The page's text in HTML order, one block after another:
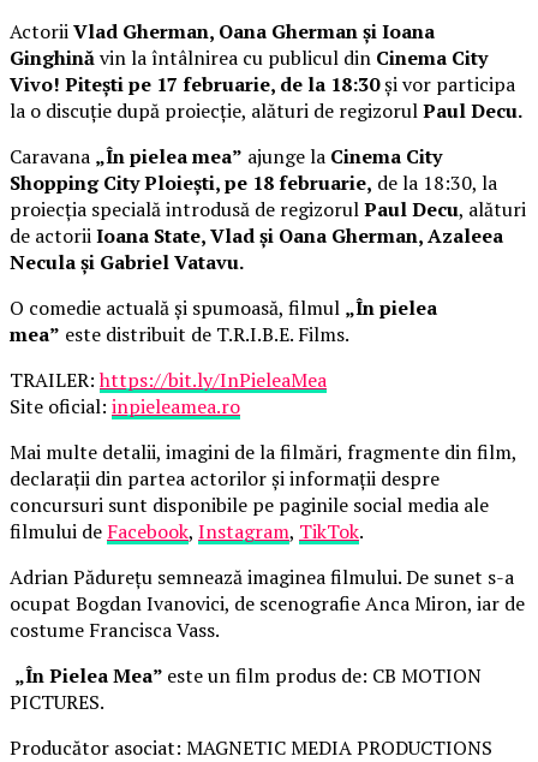
ActoriiVlad Gherman, Oana Gherman și Ioana
Ginghinăvin la întâlnirea cu publicul din Cinema City
Vivo! Pitești pe 17 februarie, de la 18:30și vor participa
la o discuție după proiecție, alături de regizorulPaul Decu.
Caravana „În pielea mea” ajunge la Cinema City
Shopping City Ploiești, pe 18 februarie, de la 18:30, la
proiecția specială introdusă de regizorulPaul Decu, alături
de actoriiIoana State, Vlad și Oana Gherman, Azaleea
Necula și Gabriel Vatavu.
O comedie actuală și spumoasă, filmul „În pielea
mea” este distribuit de T.R.I.B.E. Films.
TRAILER:https://bit.ly/InPieleaMea
Site oficial: inpieleamea.ro
Mai multe detalii, imagini de la filmări, fragmente din film,
declarații din partea actorilor și informații despre
concursuri sunt disponibile pe paginile social media ale
filmului de Facebook, Instagram, TikTok.
Adrian Pădurețu semnează imaginea filmului. De sunet s-a
ocupat Bogdan Ivanovici, de scenografie Anca Miron, iar de
costume Francisca Vass.
„În Pielea Mea” este un film produs de: CB MOTION
PICTURES.
Producător asociat: MAGNETIC MEDIA PRODUCTIONS